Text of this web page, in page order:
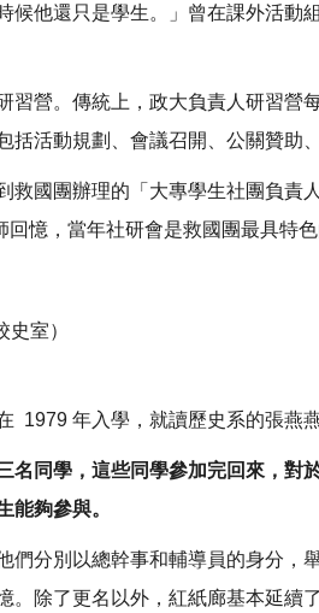
候他還只是學生。」曾在課外活
習營。傳統上，政大負責人研習
活動規劃、會議召開、公關贊助
救國團辦理的「大專學生社團負
憶，當年社研會是救國團最具特
室）
1979 年入學，就讀歷史系的張燕
名同學，這些同學參加完回來，
能夠參與。
們分別以總幹事和輔導員的身分
。除了更名以外，紅紙廊基本延